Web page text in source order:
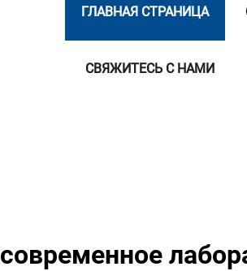
ГЛАВНАЯ СТРАНИЦА
СВЯЖИТЕСЬ С НАМИ
современное